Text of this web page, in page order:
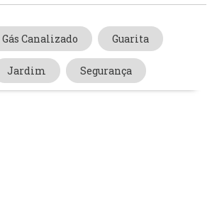
Gás Canalizado Guarita
Jardim Segurança